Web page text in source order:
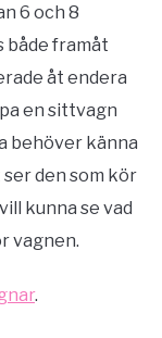
6 och 8
både framåt
åt endera
en sittvagn
behöver känna
den som kör
kunna se vad
vagnen.
.